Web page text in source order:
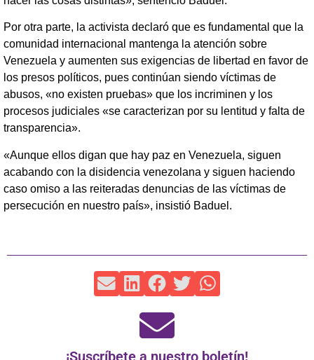
Por otra parte, la activista declaró que es fundamental que la
comunidad internacional mantenga la atención sobre
Venezuela y aumenten sus exigencias de libertad en favor de
los presos políticos, pues continúan siendo víctimas de
abusos, «no existen pruebas» que los incriminen y los
procesos judiciales «se caracterizan por su lentitud y falta de
transparencia».
«Aunque ellos digan que hay paz en Venezuela, siguen
acabando con la disidencia venezolana y siguen haciendo
caso omiso a las reiteradas denuncias de las víctimas de
persecución en nuestro país», insistió Baduel.
¡Suscríbete a nuestro boletín!